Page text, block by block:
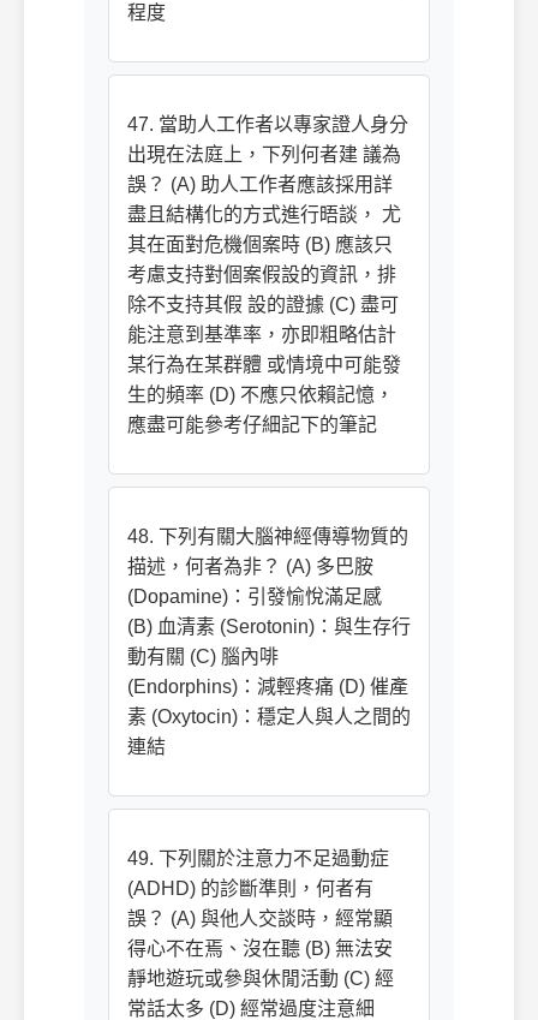
程度
47. 當助人工作者以專家證人身分
出現在法庭上，下列何者建 議為
誤？ (A) 助人工作者應該採用詳
盡且結構化的方式進行晤談， 尤
其在面對危機個案時 (B) 應該只
考慮支持對個案假設的資訊，排
除不支持其假 設的證據 (C) 盡可
能注意到基準率，亦即粗略估計
某行為在某群體 或情境中可能發
生的頻率 (D) 不應只依賴記憶，
應盡可能參考仔細記下的筆記
48. 下列有關大腦神經傳導物質的
描述，何者為非？ (A) 多巴胺
(Dopamine)：引發愉悅滿足感
(B) 血清素 (Serotonin)：與生存行
動有關 (C) 腦內啡
(Endorphins)：減輕疼痛 (D) 催產
素 (Oxytocin)：穩定人與人之間的
連結
49. 下列關於注意力不足過動症
(ADHD) 的診斷準則，何者有
誤？ (A) 與他人交談時，經常顯
得心不在焉、沒在聽 (B) 無法安
靜地遊玩或參與休閒活動 (C) 經
常話太多 (D) 經常過度注意細